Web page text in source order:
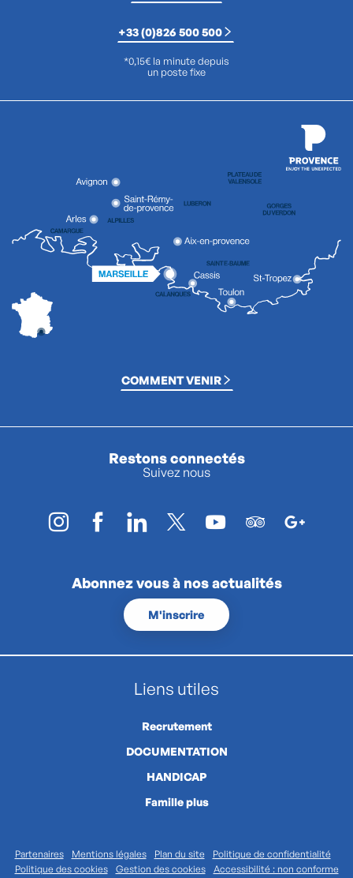
+33 (0)826 500 500
*0,15€ la minute depuis
un poste fixe
COMMENT VENIR
Restons connectés
Suivez nous
Abonnez vous à nos actualités
M'inscrire
Liens utiles
Recrutement
DOCUMENTATION
HANDICAP
Famille plus
Partenaires Mentions légales Plan du site
Politique de confidentialité
Politique des cookies
Gestion des cookies Accessibilité : non conforme